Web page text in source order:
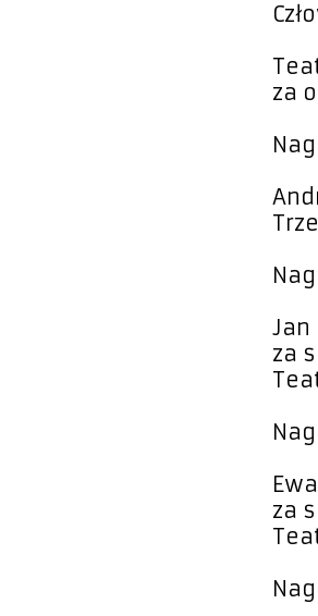
za
Jan
za
za